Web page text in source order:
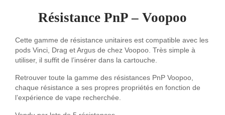
Résistance PnP – Voopoo
Cette gamme de résistance unitaires est compatible avec les
pods Vinci, Drag et Argus de chez Voopoo. Très simple à
utiliser, il suffit de l’insérer dans la cartouche.
Retrouver toute la gamme des résistances PnP Voopoo,
chaque résistance a ses propres propriétés en fonction de
l’expérience de vape recherchée.